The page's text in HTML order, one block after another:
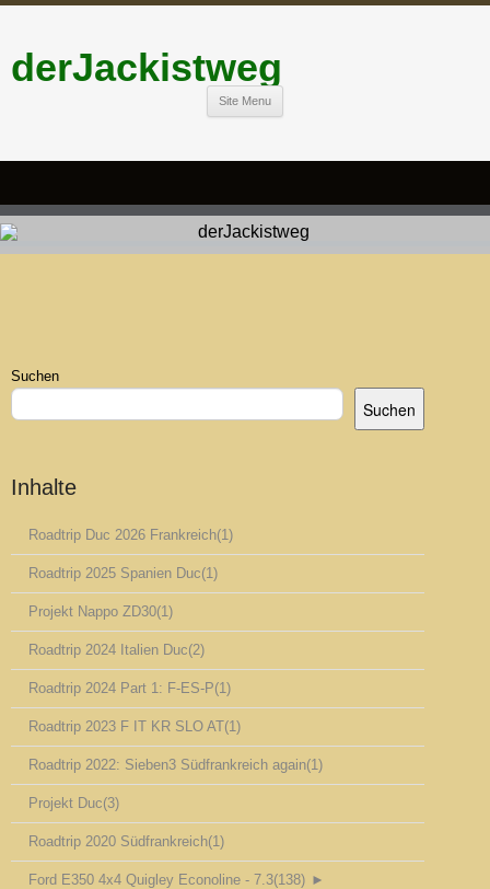
derJackistweg
Site Menu
Suchen
Suchen
Inhalte
Roadtrip Duc 2026 Frankreich(1)
Roadtrip 2025 Spanien Duc(1)
Projekt Nappo ZD30(1)
Roadtrip 2024 Italien Duc(2)
Roadtrip 2024 Part 1: F-ES-P(1)
Roadtrip 2023 F IT KR SLO AT(1)
Roadtrip 2022: Sieben3 Südfrankreich again(1)
Projekt Duc(3)
Roadtrip 2020 Südfrankreich(1)
Ford E350 4x4 Quigley Econoline - 7.3(138) ►